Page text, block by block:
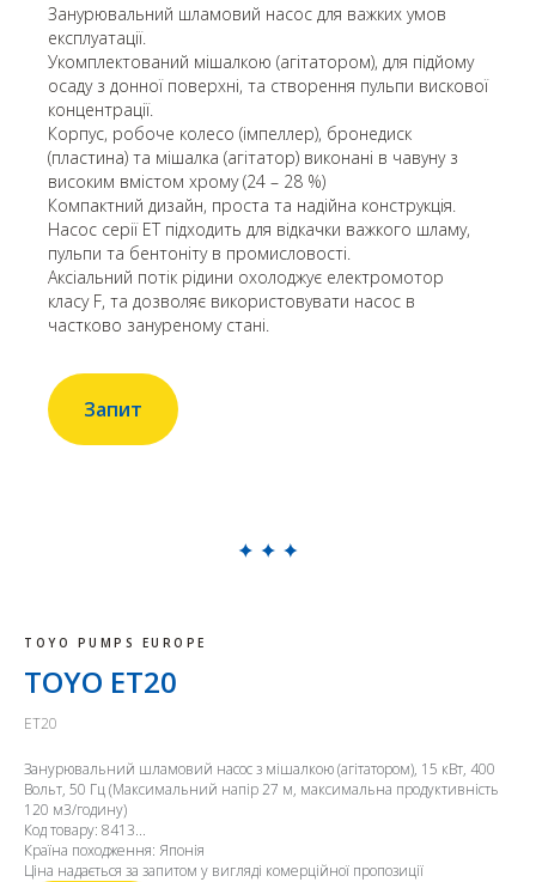
Занурювальний шламовий насос для важких умов
експлуатації.
Укомплектований мішалкою (агітатором), для підйому
осаду з донної поверхні, та створення пульпи вискової
концентрації.
Корпус, робоче колесо (імпеллер), бронедиск
(пластина) та мішалка (агітатор) виконані в чавуну з
високим вмістом хрому (24 – 28 %)
Компактний дизайн, проста та надійна конструкція.
Насос серії ET підходить для відкачки важкого шламу,
пульпи та бентоніту в промисловості.
Аксіальний потік рідини охолоджує електромотор
класу F, та дозволяє використовувати насос в
частково зануреному стані.
Запит
TOYO PUMPS EUROPE
TOYO ET20
ET20
Занурювальний шламовий насос з мішалкою (агітатором), 15 кВт, 400
Вольт, 50 Гц (Максимальний напір 27 м, максимальна продуктивність
120 м3/годину)
Код товару: 8413...
Країна походження: Японія
Ціна надається за запитом у вигляді комерційної пропозиції